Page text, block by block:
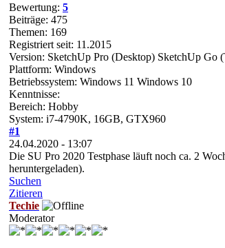
Bewertung: 5
Beiträge: 475
Themen: 169
Registriert seit: 11.2015
Version: SketchUp Pro (Desktop) SketchUp Go
Plattform: Windows
Betriebssystem: Windows 11 Windows 10
Kenntnisse:
Bereich: Hobby
System: i7-4790K, 16GB, GTX960
#1
24.04.2020 - 13:07
Die SU Pro 2020 Testphase läuft noch ca. 2
heruntergeladen).
Suchen
Zitieren
Techie
Moderator